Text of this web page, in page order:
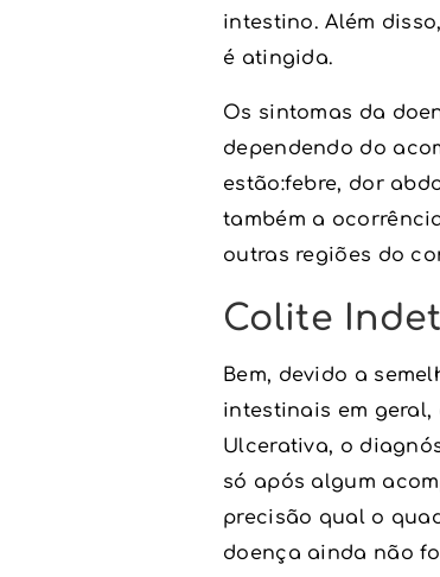
intestino. Além
é atingida.
Os sintomas da
dependendo do
estão:febre, dor
também a
outras regiões do
Colite
Bem, devido a
intestinais em geral,
Ulcerativa, o
só após algum
precisão qual o
doença ainda não